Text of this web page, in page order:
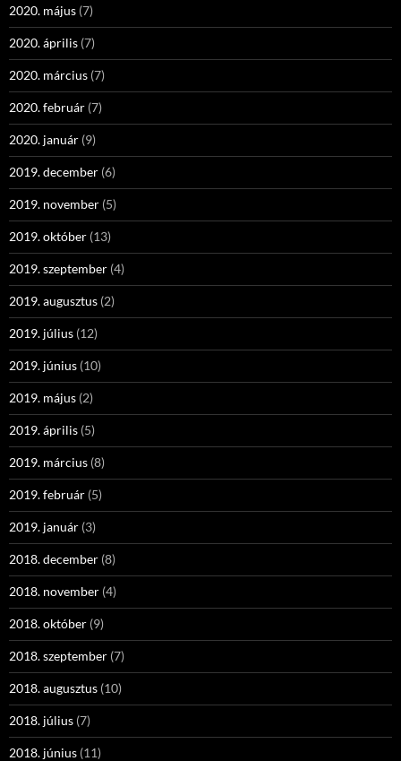
2020. május (7)
2020. április (7)
2020. március (7)
2020. február (7)
2020. január (9)
2019. december (6)
2019. november (5)
2019. október (13)
2019. szeptember (4)
2019. augusztus (2)
2019. július (12)
2019. június (10)
2019. május (2)
2019. április (5)
2019. március (8)
2019. február (5)
2019. január (3)
2018. december (8)
2018. november (4)
2018. október (9)
2018. szeptember (7)
2018. augusztus (10)
2018. július (7)
2018. június (11)